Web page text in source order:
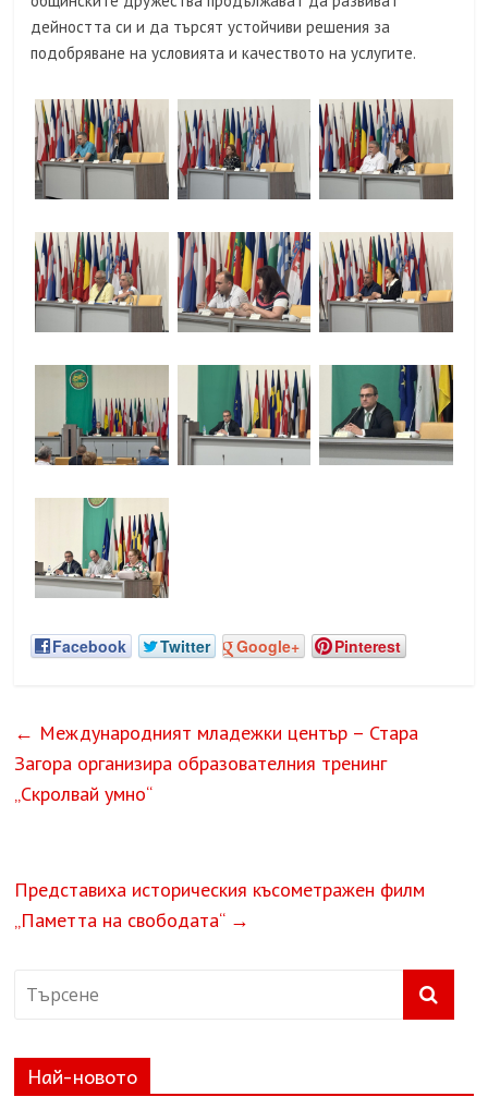
дейността си и да търсят устойчиви решения за
подобряване на условията и качеството на услугите.
Facebook Twitter Google+ Pinterest
← Международният младежки център – Стара
Загора организира образователния тренинг
„Скролвай умно“
Представиха историческия късометражен филм
„Паметта на свободата“ →
Най-новото